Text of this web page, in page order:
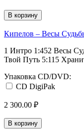
В корзину
Кипелов – Весы
1 Интро 1:452 Весы
Твой Путь 5:115
Упаковка CD/DVD:
CD DigiPak
2 300.00 ₽
В корзину